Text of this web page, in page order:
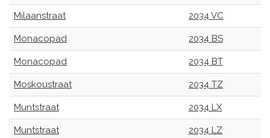
Milaanstraat 2034 VC
Monacopad 2034 BS
Monacopad 2034 BT
Moskoustraat 2034 TZ
Muntstraat 2034 LX
Muntstraat 2034 LZ